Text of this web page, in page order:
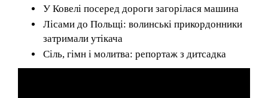
У Ковелі посеред дороги загорілася машина
Лісами до Польщі: волинські прикордонники
затримали утікача
Сіль, гімн і молитва: репортаж з дитсадка